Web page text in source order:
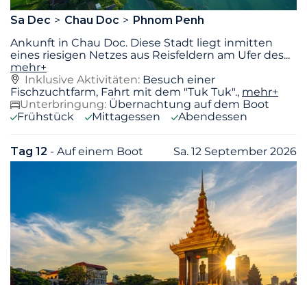
Sa Dec Chau Doc
Phnom Penh
Ankunft in Chau Doc. Diese Stadt liegt inmitten
eines riesigen Netzes aus Reisfeldern am Ufer des...
mehr+
Inklusive Aktivitäten: Besuch einer
Fischzuchtfarm, Fahrt mit dem "Tuk Tuk"., mehr+
Unterbringung: Übernachtung auf dem Boot
Frühstück
Mittagessen Abendessen
Tag 12 - Auf einem Boot Sa. 12 September 2026